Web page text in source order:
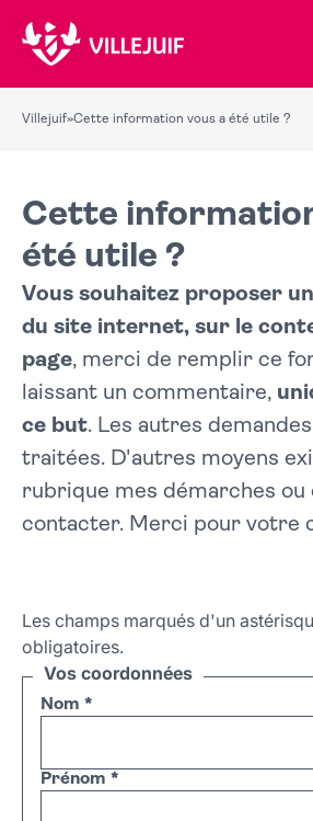
Villejuif»Cette information vous a été utile ?
Cette
été utile ?
Vous souhaitez proposer
du site internet, sur le
page, merci de remplir ce
laissant un commentaire,
ce but. Les autres
traitées. D'autres moyens
rubrique mes démarches ou
contacter. Merci pour votre
Les champs marqués d'un
obligatoires.
Vos coordonnées
Nom *
Prénom *